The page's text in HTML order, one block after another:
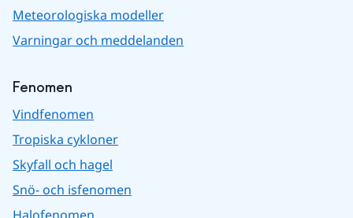
Meteorologiska modeller
Varningar och meddelanden
Fenomen
Vindfenomen
Tropiska cykloner
Skyfall och hagel
Snö- och isfenomen